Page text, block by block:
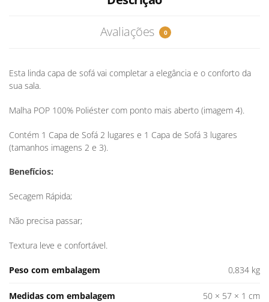
Avaliações
0
Esta linda capa de sofá vai completar a elegância e o conforto da
sua sala.
Malha POP 100% Poliéster com ponto mais aberto (imagem 4).
Contém 1 Capa de Sofá 2 lugares e 1 Capa de Sofá 3 lugares
(tamanhos imagens 2 e 3).
Benefícios:
Secagem Rápida;
Não precisa passar;
Textura leve e confortável.
Peso com embalagem 0,834 kg
Medidas com embalagem 50 × 57 × 1 cm